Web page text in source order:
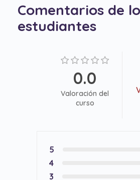
Comentarios de
estudiantes
0.0
Valoración del
curso
5
4
3